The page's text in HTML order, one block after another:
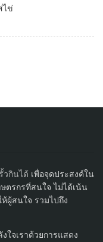
ไข่
วกินได้ เพื่อจุดประสงค์ใน
ตรกรที่สนใจ ไม่ได้เน้น
ห้ผู้สนใจ รวมไปถึง
ใจเราด้วยการแสดง